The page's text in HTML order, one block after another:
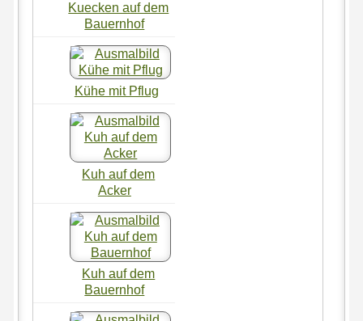
Kuecken auf dem
Bauernhof
Kühe mit Pflug
Kuh auf dem
Acker
Kuh auf dem
Bauernhof